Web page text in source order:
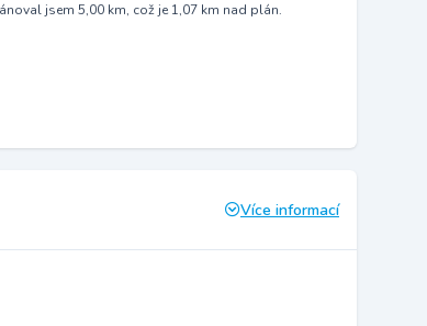
jsem 5,00 km, což je 1,07 km nad plán.
Více informací